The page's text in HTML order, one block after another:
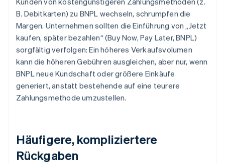
B. Debitkarten) zu BNPL wechseln, schrumpfen die
Margen. Unternehmen sollten die Einführung von „Jetzt
kaufen, später bezahlen“ (Buy Now, Pay Later, BNPL)
sorgfältig verfolgen: Ein höheres Verkaufsvolumen
kann die höheren Gebühren ausgleichen, aber nur, wenn
BNPL neue Kundschaft oder größere Einkäufe
generiert, anstatt bestehende auf eine teurere
Zahlungsmethode umzustellen.
Häufigere, kompliziertere
Rückgaben